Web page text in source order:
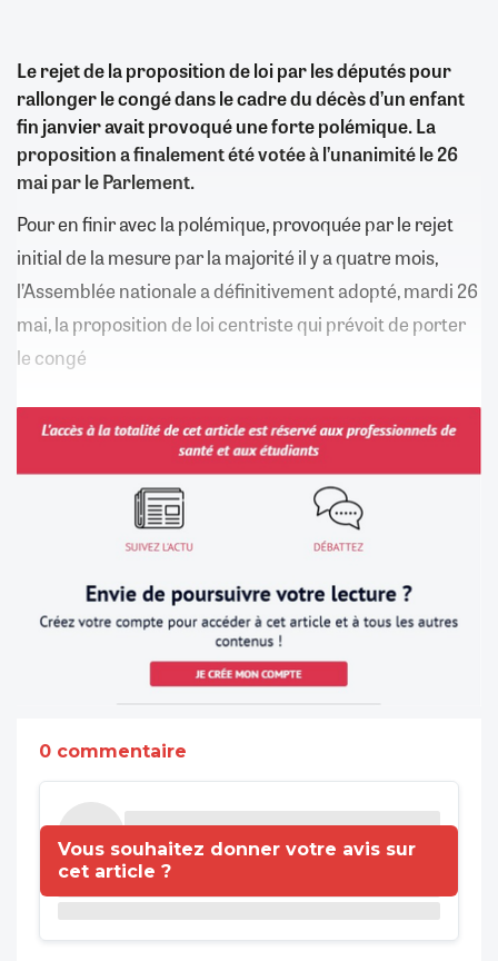
Le rejet de la proposition de loi par les députés pour
rallonger le congé dans le cadre du décès d’un enfant
fin janvier avait provoqué une forte polémique. La
proposition a finalement été votée à l’unanimité le 26
mai par le Parlement.
Pour en finir avec la polémique, provoquée par le rejet
initial de la mesure par la majorité il y a quatre mois,
l’Assemblée nationale a définitivement adopté, mardi 26
mai, la proposition de loi centriste qui prévoit de porter
le congé
0 commentaire
Vous souhaitez donner votre avis sur
cet article ?